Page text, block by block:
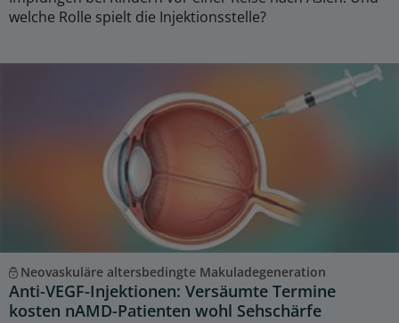
welche Rolle spielt die Injektionsstelle?
Neovaskuläre altersbedingte Makuladegeneration
Anti-VEGF-Injektionen: Versäumte Termine
kosten nAMD-Patienten wohl Sehschärfe